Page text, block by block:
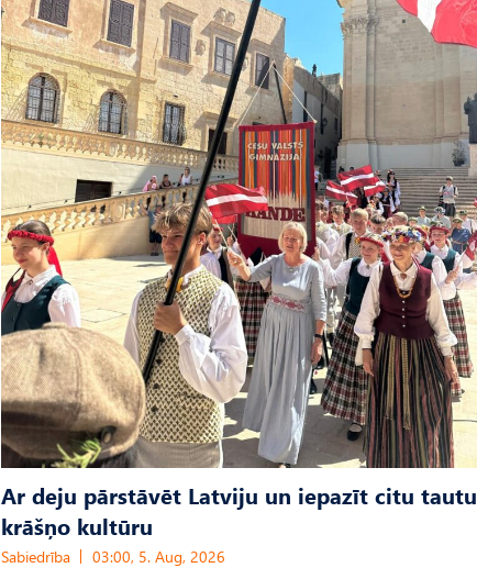
Ar deju pārstāvēt Latviju un iepazīt citu tautu
krāšņo kultūru
Sabiedrība 03:00, 5. Aug, 2026